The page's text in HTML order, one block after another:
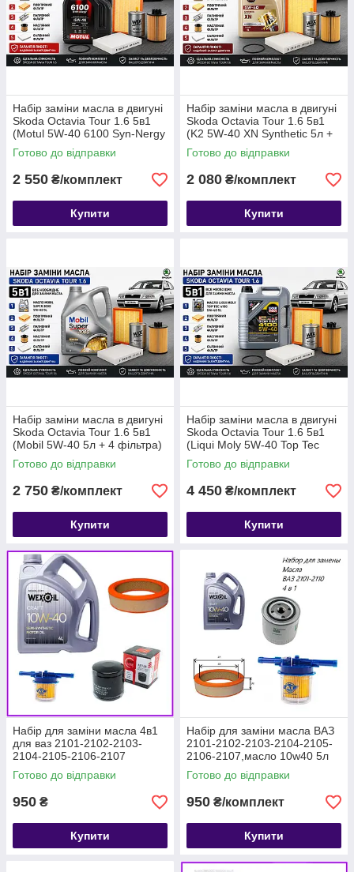
Набір заміни масла в двигуні
Skoda Octavia Tour 1.6 5в1
(Motul 5W-40 6100 Syn-Nergy
(5л) + 4 фільтра)
Готово до відправки
2 550 ₴/комплект
Купити
Набір заміни масла в двигуні
Skoda Octavia Tour 1.6 5в1
(K2 5W-40 XN Synthetic 5л +
4 фільтра)
Готово до відправки
2 080 ₴/комплект
Купити
Набір заміни масла в двигуні
Skoda Octavia Tour 1.6 5в1
(Mobil 5W-40 5л + 4 фільтра)
Готово до відправки
2 750 ₴/комплект
Купити
Набір заміни масла в двигуні
Skoda Octavia Tour 1.6 5в1
(Liqui Moly 5W-40 Top Tec
4100 (5л) + 4 фільтра)
Готово до відправки
4 450 ₴/комплект
Купити
Набір для заміни масла 4в1
для ваз 2101-2102-2103-
2104-2105-2106-2107
Готово до відправки
950 ₴
Купити
Набір для заміни масла ВАЗ
2101-2102-2103-2104-2105-
2106-2107,масло 10w40 5л
Готово до відправки
950 ₴/комплект
Купити